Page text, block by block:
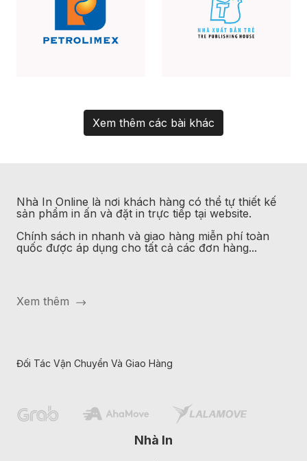
Xem thêm các bài khác
Nhà In Online là nơi khách hàng có thể tự thiết kế
sản phẩm in ấn và đặt in trực tiếp tại website.
Chính sách in nhanh và giao hàng miễn phí toàn
quốc được áp dụng cho tất cả các đơn hàng...
Xem thêm
Đối Tác Vận Chuyển Và Giao Hàng
Nhà In